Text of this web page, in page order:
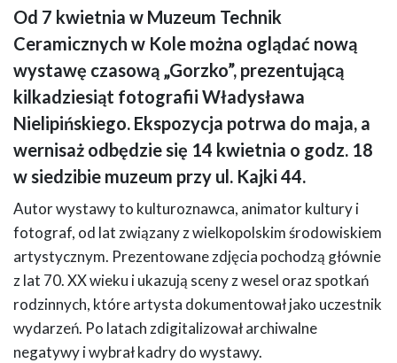
Na czarno-białym zdjęciu grupa ludzi świętuje przy stole. W centrum młoda
para całuje się, trzymając kieliszki, wokół goście wznoszą toasty. Na ścianie
wisi obraz religijny, a na stole stoją filiżanki i przekąski. Wśród dorosłych
widać małe dziecko.
Od 7 kwietnia w Muzeum Technik
Ceramicznych w Kole można oglądać nową
wystawę czasową „Gorzko”, prezentującą
kilkadziesiąt fotografii Władysława
Nielipińskiego. Ekspozycja potrwa do maja, a
wernisaż odbędzie się 14 kwietnia o godz. 18
w siedzibie muzeum przy ul. Kajki 44.
Autor wystawy to kulturoznawca, animator kultury i
fotograf, od lat związany z wielkopolskim środowiskiem
artystycznym. Prezentowane zdjęcia pochodzą głównie
z lat 70. XX wieku i ukazują sceny z wesel oraz spotkań
rodzinnych, które artysta dokumentował jako uczestnik
wydarzeń. Po latach zdigitalizował archiwalne
negatywy i wybrał kadry do wystawy.